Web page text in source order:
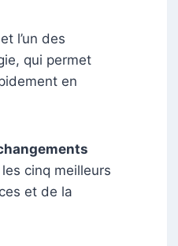
l’un des
qui permet
en
cinq meilleurs
et de la